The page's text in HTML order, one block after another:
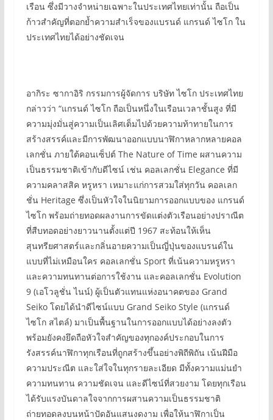
เรือน ซึ่งมีวางจำหน่ายเฉพาะในประเทศไทยเท่านั้น ถือเป็น
ก้าวสำคัญที่ตอกย้ำความสำเร็จของแบรนด์ แกรนด์ ไซโก ใน
ประเทศไทยได้อย่างชัดเจน
อากิระ ซากาอิริ กรรมการผู้จัดการ บริษัท ไซโก ประเทศไทย
กล่าวว่า “แกรนด์ ไซโก ถือเป็นหนึ่งในเรือนเวลาชั้นสูง ที่มี
ความมุ่งมั่นสู่ความเป็นเลิศเต็มไปด้วยความท้าทายในการ
สร้างสรรค์และมีการพัฒนาออกแบบนาฬิกาหลากหลายคอล
เลกชั่น ภายใต้คอนเซ็ปต์ The Nature of Time ผสานความ
เป็นธรรมชาติเข้ากับดีไซน์ เช่น คอลเลกชั่น Elegance ที่มี
ความคลาสสิค หรูหรา เหมาะแก่การสวมใส่ทุกวัน คอลเลก
ชั่น Heritage ซึ่งเป็นหัวใจในนิยามการออกแบบของ แกรนด์
ไซโก พร้อมถ่ายทอดผลงานการขัดแต่งตัวเรือนอย่างปราณีต
ที่สืบทอดอย่างยาวนานตั้งแต่ปี 1967 สะท้อนให้เห็น
สุนทรียศาสตร์และกลิ่นอายความเป็นญี่ปุ่นของแบรนด์ใน
แบบที่ไม่เหมือนใคร คอลเลกชั่น Sport ที่เน้นความหรูหรา
และความทนทานต่อการใช้งาน และคอลเลกชั่น Evolution
9 (เอโวลูชั่น ไนน์) ผู้เป็นตัวแทนแห่งอนาคตของ Grand
Seiko โดยได้นำดีไซน์แบบ Grand Seiko Style (แกรนด์
ไซโก สไตล์) มาเป็นพื้นฐานในการออกแบบได้อย่างลงตัว
พร้อมยังคงยึดถือหัวใจสำคัญของทุกองค์ประกอบในการ
รังสรรค์นาฬิกาทุกเรือนที่ถูกสร้างขึ้นอย่างพิถีพิถัน เน้นฝีมือ
ความประณีต และใส่ใจในทุกรายละเอียด มีทั้งความแม่นยำ
ความทนทาน ความชัดเจน และดีไซน์ที่สวยงาม โดยทุกเรือน
ได้รับแรงบันดาลใจจากการผสานความเป็นธรรมชาติ
ถ่ายทอดลงบนหน้าปัดอันแสนงดงาม เพื่อให้นาฬิกาเป็น